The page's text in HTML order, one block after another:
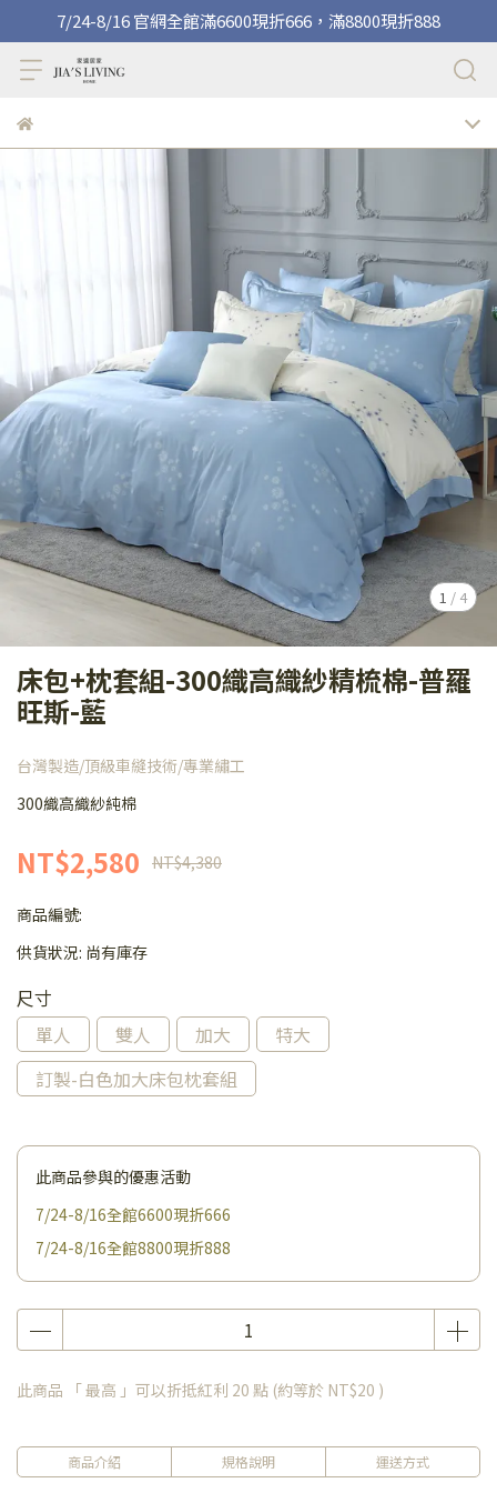
7/24-8/16 官網全館滿6600現折666，滿8800現折888
1 / 4
床包+枕套組-300織高織紗精梳棉-普羅
旺斯-藍
台灣製造/頂級車縫技術/專業繡工
300織高織紗純棉
NT$2,580 NT$4,380
商品編號:
供貨狀況: 尚有庫存
尺寸
單人
雙人 加大
特大
訂製-白色加大床包枕套組
此商品參與的優惠活動
7/24-8/16全館6600現折666
7/24-8/16全館8800現折888
此商品 「 最高 」可以折抵紅利 20 點 (約等於 NT$20 )
商品介紹 規格說明 運送方式